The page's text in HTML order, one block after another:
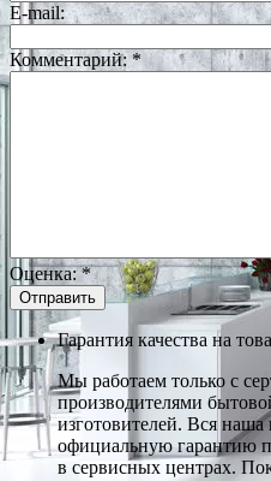
E-mail:
Комментарий:*
Оценка:*
Гарантия качества на
Мы работаем только с
производителями
изготовителей. Вся
официальную гарантию
в сервисных центрах.